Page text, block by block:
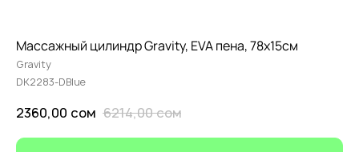
Массажный цилиндр Gravity, EVA пена, 78х15см
Gravity
DK2283-DBlue
2360,00 сом 6214,00сом